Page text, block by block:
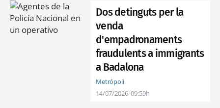
Dos detinguts per la
venda
d'empadronaments
fraudulents a immigrants
a Badalona
Metrópoli
14/07/2026 09:59h